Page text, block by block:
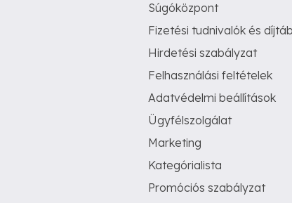
Súgóközpont
Fizetési tudnivalók és
Hirdetési szabályzat
Felhasználási feltételek
Adatvédelmi beállítások
Ügyfélszolgálat
Marketing
Kategórialista
Promóciós szabályzat